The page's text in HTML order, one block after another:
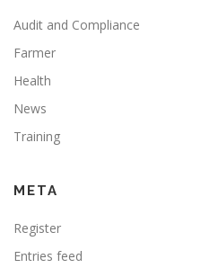
Audit and Compliance
Farmer
Health
News
Training
META
Register
Entries feed